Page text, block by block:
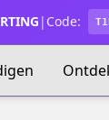
| Code: